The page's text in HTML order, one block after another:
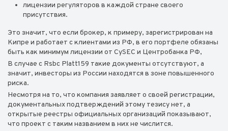
лицензии регуляторов в каждой стране своего
присутствия.
Это значит, что если брокер, к примеру, зарегистрирован на
Кипре и работает с клиентами из РФ, в его портфеле обязаны
быть как минимум лицензии от CySEC и Центробанка РФ,
В случае с Rsbc Platt159 такие документы отсутствуют, а
значит, инвесторы из России находятся в зоне повышенного
риска.
Несмотря на то, что компания заявляет о своей регистрации,
документальных подтверждений этому тезису нет, а
открытые реестры официальных организаций показывают,
что проект с таким названием в них не числится.